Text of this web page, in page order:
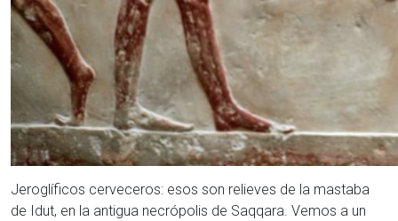
Jeroglíficos cerveceros: esos son relieves de la mastaba
de Idut, en la antigua necrópolis de Saqqara. Vemos a un